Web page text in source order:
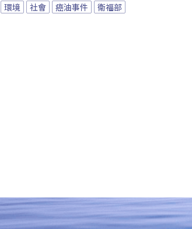
環境 社會 癌油事件 衛福部